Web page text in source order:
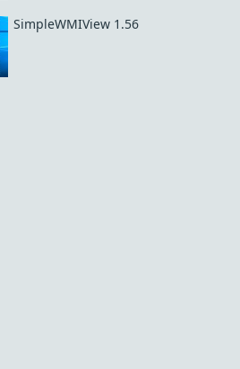
SimpleWMIView 1.56